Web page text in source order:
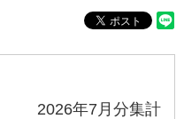
2026年7月分集計